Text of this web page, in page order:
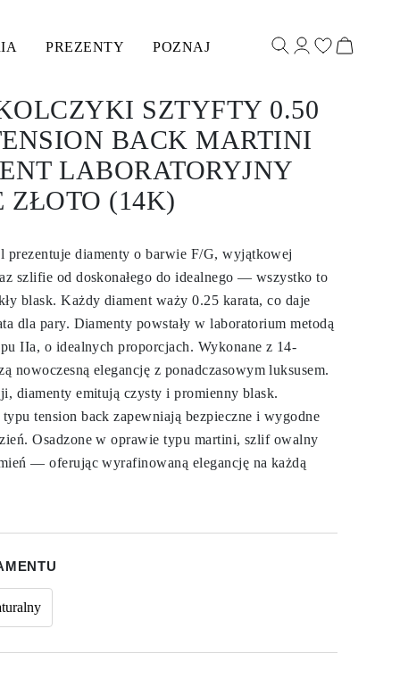
PREZENTY POZNAJ
SZTYFTY 0.50
BACK MARTINI
LABORATORYJNY
ZŁOTO (14K)
prezentuje diamenty o barwie F/G, wyjątkowej
szlifie od doskonałego do idealnego — wszystko to
blask. Każdy diament waży 0.25 karata, co daje
dla pary. Diamenty powstały w laboratorium metodą
IIa, o idealnych proporcjach. Wykonane z 14-
nowoczesną elegancję z ponadczasowym luksusem.
diamenty emitują czysty i promienny blask.
tension back zapewniają bezpieczne i wygodne
Osadzone w oprawie typu martini, szlif owalny
— oferując wyrafinowaną elegancję na każdą